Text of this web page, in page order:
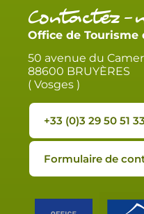
Contactez-
Office de Tourisme
50 avenue du
88600 BRUYÈRES
( Vosges )
+33 (0)3 29 50 51 33
Formulaire de